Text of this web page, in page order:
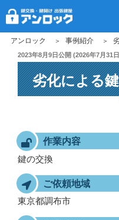
アンロック
アンロック 事例紹介
投
稿
日:
2023年8月9日公開 (2026年7月31日
劣化による
作業内容
鍵の交換
ご依頼地域
東京都調布市